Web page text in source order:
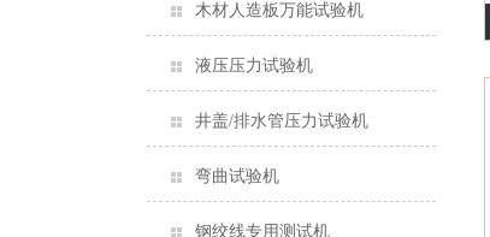
木材人造板万能试验机
液压压力试验机
井盖/排水管压力试验机
弯曲试验机
钢绞线专用测试机